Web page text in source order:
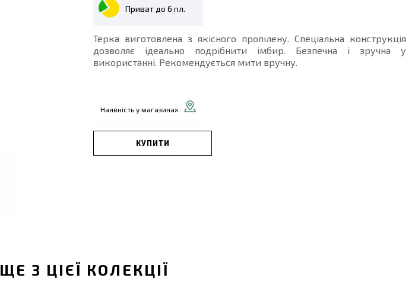
Приват до 6 пл.
Терка виготовлена з якісного пропілену. Спеціальна конструкція
дозволяє ідеально подрібнити імбир. Безпечна і зручна у
використанні. Рекомендується мити вручну.
Наявність у магазинах
КУПИТИ
ЩЕ З ЦІЄЇ КОЛЕКЦІЇ